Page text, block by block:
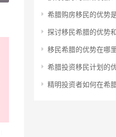
希腊购房移民的优势
探讨移民希腊的优势
移民希腊的优势在哪里
希腊投资移民计划的
精明投资者如何在希